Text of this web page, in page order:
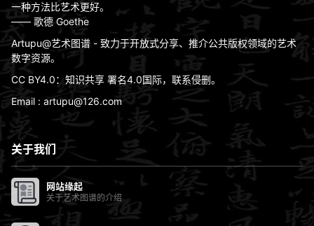
一种方法比艺术更好。
—— 歌德 Goethe
Artupu@艺术图谱 - 致力于开放式分享、推介公共版权领域的艺术
数字资源。
CC BY4.0：知识共享 署名4.0国际，联系侵删。
Email : artupu@126.com
关于我们
网站缘起
关于艺术图谱的介绍